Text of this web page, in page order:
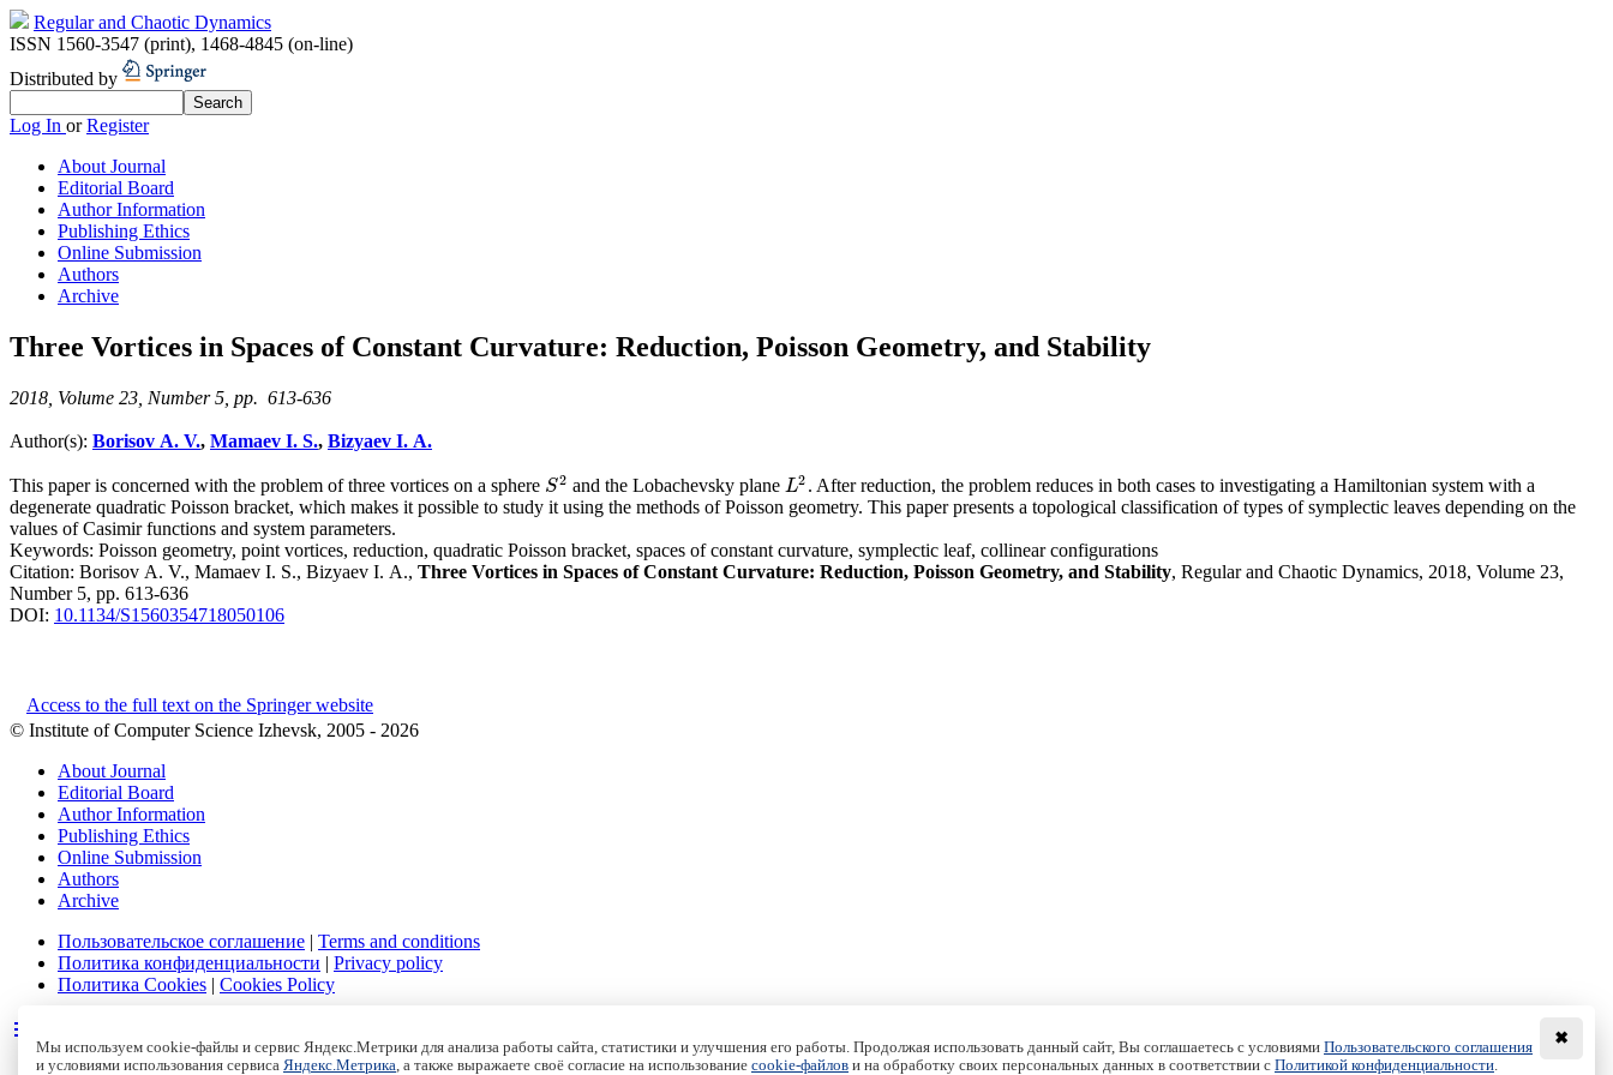
Regular and Chaotic Dynamics
ISSN 1560-3547 (print), 1468-4845 (on-line)
Distributed by
Log In orRegister
About Journal
Editorial Board
Author Information
Publishing Ethics
Online Submission
Authors
Archive
Three Vortices in Spaces of Constant Curvature: Reduction, Poisson Geometry, and Stability
2018, Volume 23, Number 5, pp. 613-636
Author(s): Borisov A. V., Mamaev I. S., Bizyaev I. A.
This paper is concerned with the problem of three vortices on a sphere S2
S2 and the Lobachevsky plane L2
L2. After reduction, the problem reduces in both cases to investigating a Hamiltonian system with a
degenerate quadratic Poisson bracket, which makes it possible to study it using the methods of Poisson geometry. This paper presents a topological classification of types of symplectic leaves depending on the
values of Casimir functions and system parameters.
Keywords: Poisson geometry, point vortices, reduction, quadratic Poisson bracket, spaces of constant curvature, symplectic leaf, collinear configurations
Citation: Borisov A. V., Mamaev I. S., Bizyaev I. A., Three Vortices in Spaces of Constant Curvature: Reduction, Poisson Geometry, and Stability, Regular and Chaotic Dynamics, 2018, Volume 23,
Number 5, pp. 613-636
DOI: 10.1134/S1560354718050106
Access to the full text on the Springer website
© Institute of Computer Science Izhevsk, 2005 - 2026
About Journal
Editorial Board
Author Information
Publishing Ethics
Online Submission
Authors
Archive
Пользовательское соглашение | Terms and conditions
Политика конфиденциальности | Privacy policy
Политика Cookies | Cookies Policy
✖
Мы используем cookie-файлы и сервис Яндекс.Метрики для анализа работы сайта, статистики и улучшения его работы. Продолжая использовать данный сайт, Вы соглашаетесь с условиями Пользовательского соглашения
и условиями использования сервиса Яндекс.Метрика , а также выражаете своё согласие на использование cookie-файлов и на обработку своих персональных данных в соответствии с Политикой конфиденциальности